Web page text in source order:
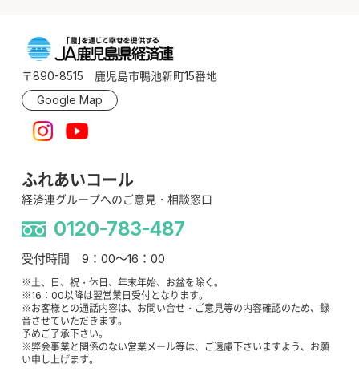
〒890-8515 鹿児島市鴨池新町15番地
Google Map
ふれあいコール
経済連グループへのご意見・相談窓口
0120-783-487
受付時間 9：00～16：00
※土、日、祝・休日、年末年始、お盆を除く。
※16：00以降は翌営業日受付となります。
※お客様との通話内容は、お問い合せ・ご意見等の内容確認のため、録
音させていただきます。
予めご了承下さい。
※弊会事業と関係のない営業メール等は、ご遠慮下さいますよう、お願
い申し上げます。